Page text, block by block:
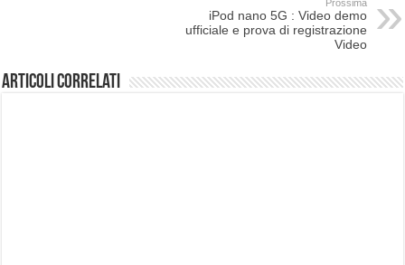
Prossima
iPod nano 5G : Video demo
ufficiale e prova di registrazione
Video
Articoli correlati